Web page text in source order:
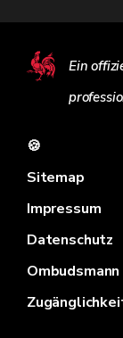
Ein
🍪
Sitemap
Impressum
Datenschutz
Ombudsmann